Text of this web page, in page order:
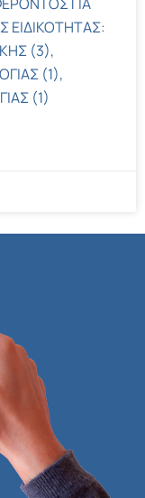
ΕΙΔΙΚΟΤΗΤΑΣ:
(3),
(1),
(1)